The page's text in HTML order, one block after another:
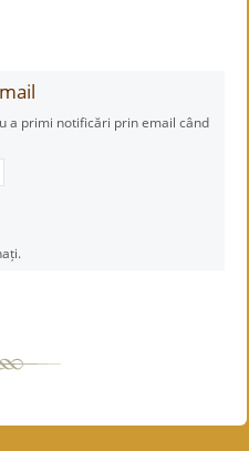
a primi notificări prin email când